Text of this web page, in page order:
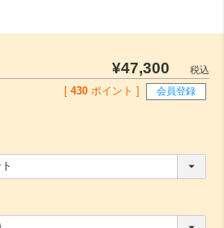
¥47,300
税込
430 ポイント ] 会員登録